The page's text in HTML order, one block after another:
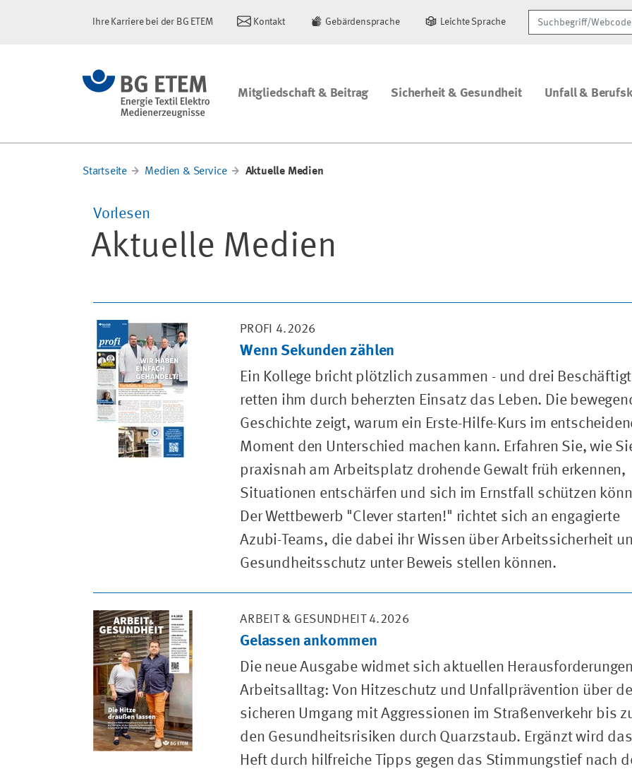
Ihre Karriere bei der BG ETEM Kontakt Gebärdensprache Leichte Sprache Suchbegriff/Webcode
Mitgliedschaft & Beitrag Sicherheit & Gesundheit Unfall &
Startseite Medien & Service Aktuelle Medien
Vorlesen
Aktuelle Medien
PROFI 4.2026
Wenn Sekunden zählen
Ein Kollege bricht plötzlich zusammen - und drei
retten ihm durch beherzten Einsatz das Leben. Die
Geschichte zeigt, warum ein Erste-Hilfe-Kurs im
Moment den Unterschied machen kann. Erfahren Sie, wie
praxisnah am Arbeitsplatz drohende Gewalt früh erkennen,
Situationen entschärfen und sich im Ernstfall schützen
Der Wettbewerb "Clever starten!" richtet sich an engagierte
Azubi-Teams, die dabei ihr Wissen über Arbeitssicherheit
Gesundheitsschutz unter Beweis stellen können.
ARBEIT & GESUNDHEIT 4.2026
Gelassen ankommen
Die neue Ausgabe widmet sich aktuellen
Arbeitsalltag: Von Hitzeschutz und Unfallprävention über
sicheren Umgang mit Aggressionen im Straßenverkehr bis
den Gesundheitsrisiken durch Quarzstaub. Ergänzt wird das
Heft durch hilfreiche Tipps gegen das Stimmungstief nach